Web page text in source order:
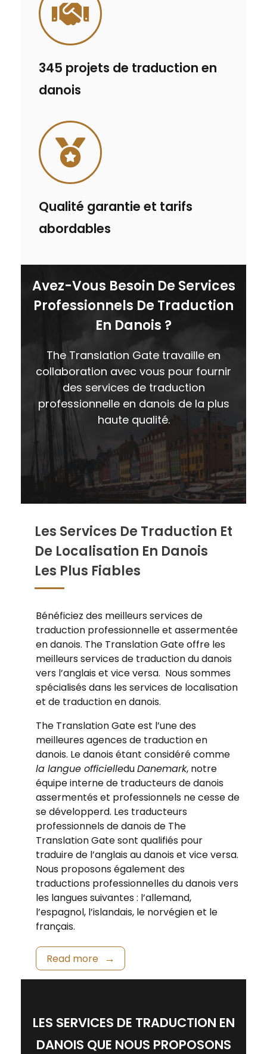
345 projets de traduction en
danois
Qualité garantie et tarifs
abordables
Avez-Vous Besoin De Services
Professionnels De Traduction
En Danois ?
The Translation Gate travaille en
collaboration avec vous pour fournir
des services de traduction
professionnelle en danois de la plus
haute qualité.
CONTACTEZ-NOUS
Les Services De Traduction Et
De Localisation En Danois
Les Plus Fiables
Bénéficiez des meilleurs services de
traduction professionnelle et assermentée
en danois. The Translation Gate offre les
meilleurs services de traduction du danois
vers l’anglais et vice versa. Nous sommes
spécialisés dans les services de localisation
et de traduction en danois.
The Translation Gate est l’une des
meilleures agences de traduction en
danois. Le danois étant considéré comme
la langue officielleduDanemark, notre
équipe interne de traducteurs de danois
assermentés et professionnels ne cesse de
se développerd. Les traducteurs
professionnels de danois de The
Translation Gate sont qualifiés pour
traduire de l’anglais au danois et vice versa.
Nous proposons également des
traductions professionnelles du danois vers
les langues suivantes : l’allemand,
l’espagnol, l’islandais, le norvégien et le
français.
Read more
LES SERVICES DE TRADUCTION EN
DANOIS QUE NOUS PROPOSONS